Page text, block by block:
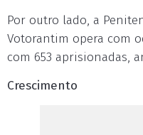
Por outro lado, a
Votorantim opera com
com 653 aprisionadas,
Crescimento